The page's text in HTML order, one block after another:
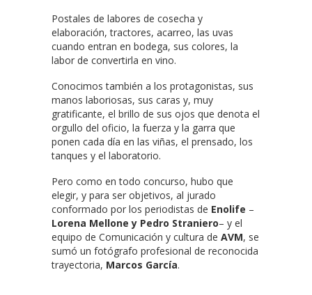
Postales de labores de cosecha y
elaboración, tractores, acarreo, las uvas
cuando entran en bodega, sus colores, la
labor de convertirla en vino.
Conocimos también a los protagonistas, sus
manos laboriosas, sus caras y, muy
gratificante, el brillo de sus ojos que denota el
orgullo del oficio, la fuerza y la garra que
ponen cada día en las viñas, el prensado, los
tanques y el laboratorio.
Pero como en todo concurso, hubo que
elegir, y para ser objetivos, al jurado
conformado por los periodistas de Enolife –
Lorena Mellone y Pedro Straniero– y el
equipo de Comunicación y cultura de AVM, se
sumó un fotógrafo profesional de reconocida
trayectoria, Marcos García.